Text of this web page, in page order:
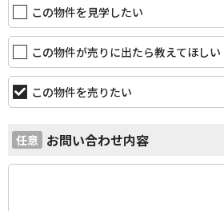
この物件を見学したい
この物件が売りに出たら教えてほしい
この物件を売りたい
任意 お問い合わせ内容